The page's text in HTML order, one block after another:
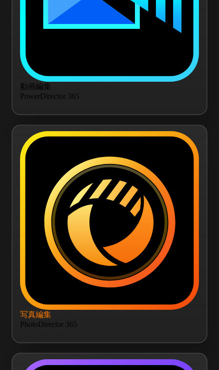
動画編集
PowerDirector 365
写真編集
PhotoDirector 365